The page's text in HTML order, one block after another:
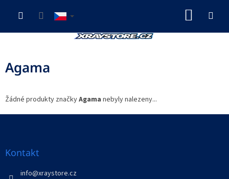
Agama
Žádné produkty značkyAgama nebyly nalezeny...
Z
Kontakt
info@xraystore.cz